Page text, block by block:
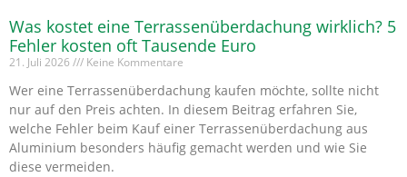
Was kostet eine Terrassenüberdachung wirklich? 5
Fehler kosten oft Tausende Euro
21. Juli 2026 Keine Kommentare
Wer eine Terrassenüberdachung kaufen möchte, sollte nicht
nur auf den Preis achten. In diesem Beitrag erfahren Sie,
welche Fehler beim Kauf einer Terrassenüberdachung aus
Aluminium besonders häufig gemacht werden und wie Sie
diese vermeiden.